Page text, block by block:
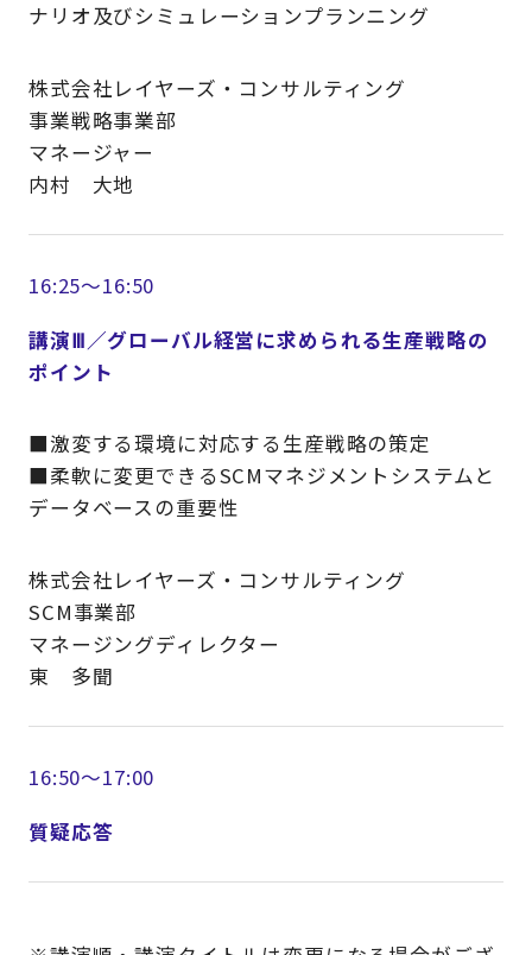
ナリオ及びシミュレーションプランニング
株式会社レイヤーズ・コンサルティング
事業戦略事業部
マネージャー
内村 大地
16:25～16:50
講演Ⅲ／グローバル経営に求められる生産戦略の
ポイント
■激変する環境に対応する生産戦略の策定
■柔軟に変更できるSCMマネジメントシステムと
データベースの重要性
株式会社レイヤーズ・コンサルティング
SCM事業部
マネージングディレクター
東 多聞
16:50～17:00
質疑応答